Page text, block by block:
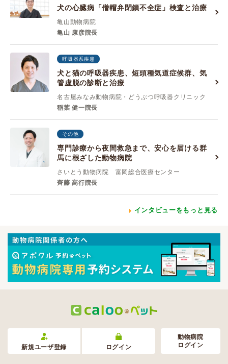
犬の心臓病「僧帽弁閉鎖不全症」検査と治療
亀山動物病院
亀山 康彦院長
呼吸器系疾患
犬と猫の呼吸器疾患、短頭種気道症候群、気
管虚脱の診断と治療
名古屋みなみ動物病院・どうぶつ呼吸器クリニック
稲葉 健一院長
その他
専門診療から夜間救急まで、安心を届ける群
馬に根ざした動物病院
さいとう動物病院 富岡総合医療センター
齊藤 高行院長
インタビューをもっと見る
新規ユーザ登録 ログイン
動物病院
ログイン